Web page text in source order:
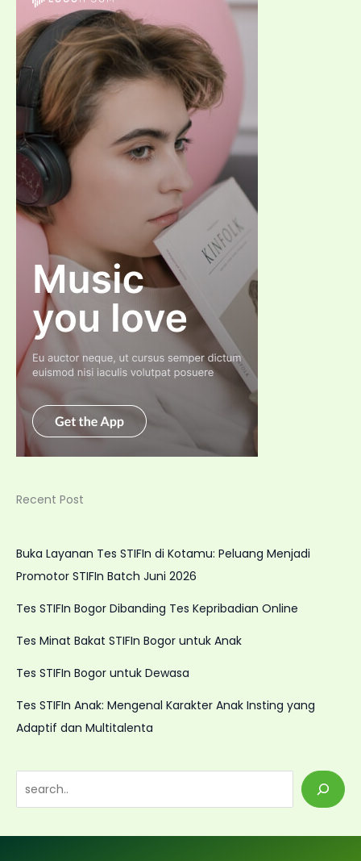
Recent Post
Buka Layanan Tes STIFIn di Kotamu: Peluang Menjadi
Promotor STIFIn Batch Juni 2026
Tes STIFIn Bogor Dibanding Tes Kepribadian Online
Tes Minat Bakat STIFIn Bogor untuk Anak
Tes STIFIn Bogor untuk Dewasa
Tes STIFIn Anak: Mengenal Karakter Anak Insting yang
Adaptif dan Multitalenta
e